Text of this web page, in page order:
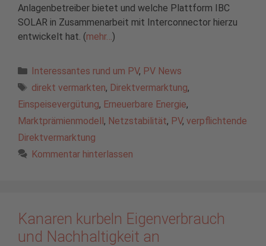
Anlagenbetreiber bietet und welche Plattform IBC
SOLAR in Zusammenarbeit mit Interconnector hierzu
entwickelt hat. (mehr… )
Kategorien
Interessantes rund um PV, PV News
Schlagwörter
direkt vermarkten, Direktvermarktung,
Einspeisevergütung, Erneuerbare Energie,
Marktprämienmodell, Netzstabilität, PV, verpflichtende
Direktvermarktung
Kommentar hinterlassen
Kanaren kurbeln Eigenverbrauch
und Nachhaltigkeit an